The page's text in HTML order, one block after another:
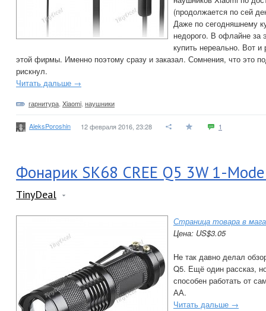
(продолжается по сей
Даже по сегодняшнему
недорого. В офлайне за
купить нереально. Вот
этой фирмы. Именно поэтому сразу и заказал. Сомнения, что это
рискнул.
Читать дальше →
гарнитура Xiaomi наушники
AleksPoroshin 12 февраля 2016, 23:28 1
Фонарик SK68 CREE Q5 3W 1-
TinyDeal
Страница товара в
Цена: US$3.05
Не так давно делал
Q5. Ещё один рассказ,
способен работать от
АА.
Читать дальше →